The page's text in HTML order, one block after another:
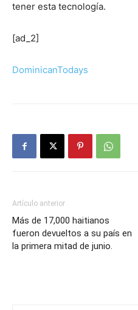
tener esta tecnología.
[ad_2]
DominicanTodays
Artículo anterior
Más de 17,000 haitianos
fueron devueltos a su país en
la primera mitad de junio.